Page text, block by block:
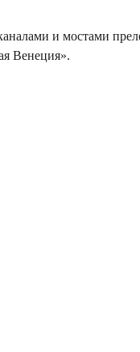
и мостами
Венеция».